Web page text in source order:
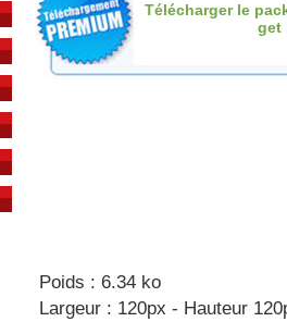
Télécharger le
get
Poids : 6.34 ko
Largeur : 120px - Hauteur